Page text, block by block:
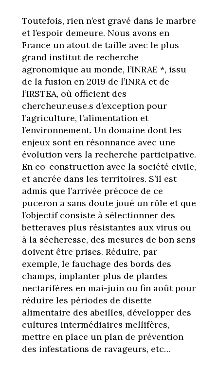
Toutefois, rien n’est gravé dans le marbre
et l’espoir demeure. Nous avons en
France un atout de taille avec le plus
grand institut de recherche
agronomique au monde, l’INRAE *, issu
de la fusion en 2019 de l’INRA et de
l’IRSTEA, où officient des
chercheur.euse.s d’exception pour
l’agriculture, l’alimentation et
l’environnement. Un domaine dont les
enjeux sont en résonnance avec une
évolution vers la recherche participative.
En co-construction avec la société civile,
et ancrée dans les territoires. S’il est
admis que l’arrivée précoce de ce
puceron a sans doute joué un rôle et que
l’objectif consiste à sélectionner des
betteraves plus résistantes aux virus ou
à la sécheresse, des mesures de bon sens
doivent être prises. Réduire, par
exemple, le fauchage des bords des
champs, implanter plus de plantes
nectarifères en mai-juin ou fin août pour
réduire les périodes de disette
alimentaire des abeilles, développer des
cultures intermédiaires mellifères,
mettre en place un plan de prévention
des infestations de ravageurs, etc…